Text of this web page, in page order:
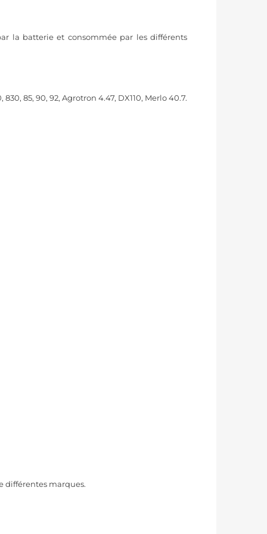
la batterie et consommée par les différents
830, 85, 90, 92, Agrotron 4.47, DX110, Merlo 40.7.
différentes marques.